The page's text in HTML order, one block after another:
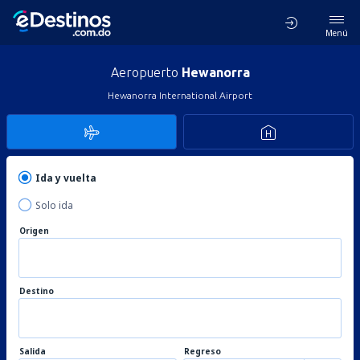
Menú
Aeropuerto Hewanorra
Hewanorra International Airport
Ida y vuelta
Solo ida
Origen
Destino
Salida Regreso